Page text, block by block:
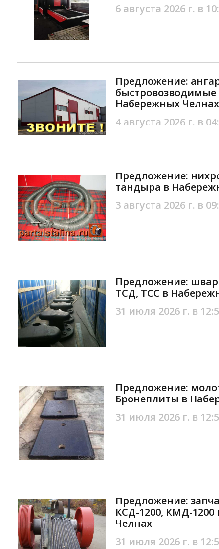
6 августа 2026 г. в
Предложение:
быстровозводимые
Набережных Челнах
4 августа 2026 г. в
Предложение:
тандыра в
3 августа 2026 г. в
Предложение:
ТСД, ТСС в
31 июля 2026 г. в
Предложение:
Бронеплиты в
31 июля 2026 г. в
Предложение:
КСД-1200, КМД-
Челнах
31 июля 2026 г. в